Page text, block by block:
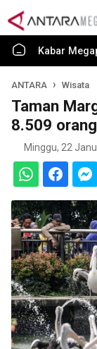
Kabar
ANTARA Wisata
Taman
8.509 orang
Minggu, 22